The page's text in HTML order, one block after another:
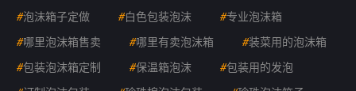
#泡沫箱子定做 #白色包装泡沫 #专业泡沫箱
#哪里泡沫箱售卖 #哪里有卖泡沫箱 #装菜用的泡沫箱
#包装泡沫箱定制 #保温箱泡沫 #包装用的发泡